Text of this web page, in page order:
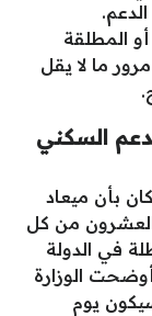
المطلقة
ما لا يقل
السكني
بأن ميعاد
من كل
في الدولة
الوزارة
يوم